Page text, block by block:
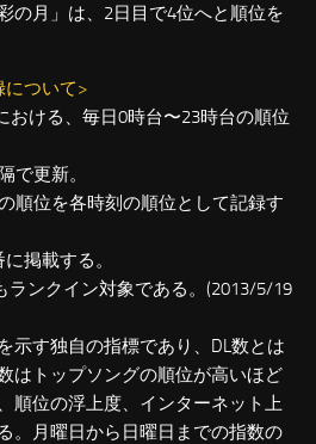
の月」は、2日目で4位へと順位を
について>
おける、毎日0時台〜23時台の順位
で更新。
順位を各時刻の順位として記録す
掲載する。
ランクイン対象である。(2013/5/19
示す独自の指標であり、DL数とは
はトップソングの順位が高いほど
順位の浮上度、インターネット上
。月曜日から日曜日までの指数の